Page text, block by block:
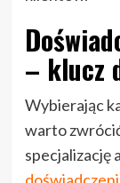
– klucz
Wybierając
warto
specjalizację